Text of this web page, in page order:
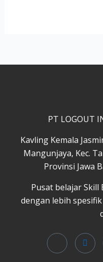
PT LOGOUT
Kavling Kemala
Mangunjaya, Kec.
Provinsi Jawa
Pusat belajar
dengan lebih